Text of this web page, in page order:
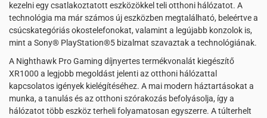
kezelni egy csatlakoztatott eszközökkel teli otthoni hálózatot. A
technológia ma már számos új eszközben megtalálható, beleértve a
csúcskategóriás okostelefonokat, valamint a legújabb konzolok is,
mint a Sony® PlayStation®5 bizalmat szavaztak a technológiának.
A Nighthawk Pro Gaming díjnyertes termékvonalát kiegészítő
XR1000 a legjobb megoldást jelenti az otthoni hálózattal
kapcsolatos igények kielégítéséhez. A mai modern háztartásokat a
munka, a tanulás és az otthoni szórakozás befolyásolja, így a
hálózatot több eszköz terheli folyamatosan egyszerre. A túlterhelt